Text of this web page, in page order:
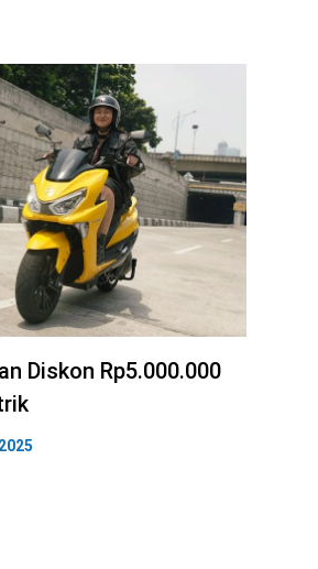
Diskon Rp5.000.000